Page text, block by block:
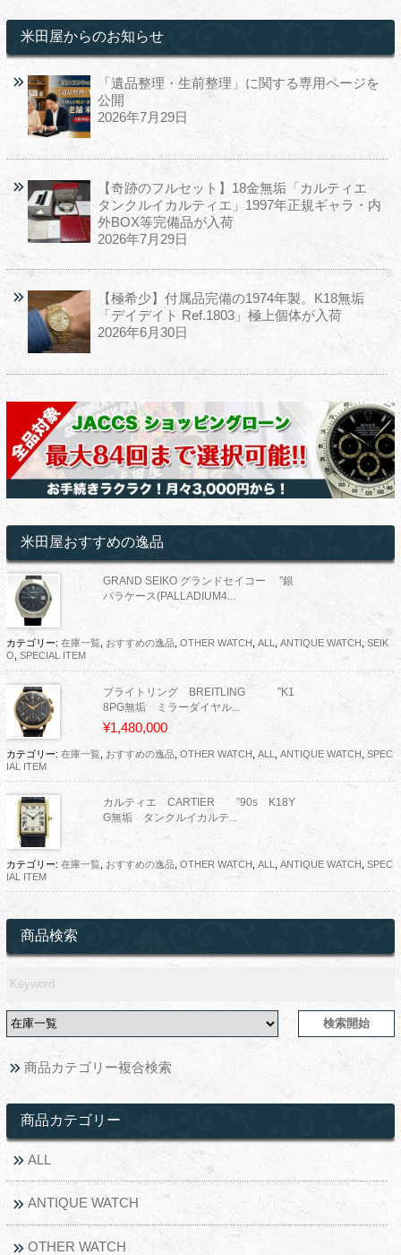
米田屋からのお知らせ
「遺品整理・生前整理」に関する専用ページを
公開
2026年7月29日
【奇跡のフルセット】18金無垢「カルティエ
タンクルイカルティエ」1997年正規ギャラ・内
外BOX等完備品が入荷
2026年7月29日
【極希少】付属品完備の1974年製。K18無垢
「デイデイト Ref.1803」極上個体が入荷
2026年6月30日
米田屋おすすめの逸品
GRAND SEIKO グランドセイコー ”銀
パラケース(PALLADIUM4...
カテゴリー: 在庫一覧, おすすめの逸品, OTHER WATCH ALL ANTIQUE WATCH
SEIK
O SPECIAL ITEM
ブライトリング BREITLING ”K1
8PG無垢 ミラーダイヤル...
¥1,480,000
カテゴリー: 在庫一覧, おすすめの逸品, OTHER WATCH ALL ANTIQUE WATCH SPEC
IAL ITEM
カルティエ CARTIER ”90s K18Y
G無垢 タンクルイカルテ...
カテゴリー: 在庫一覧, おすすめの逸品, OTHER WATCH ALL ANTIQUE WATCH SPEC
IAL ITEM
商品検索
商品カテゴリー複合検索
商品カテゴリー
ALL
ANTIQUE WATCH
OTHER WATCH